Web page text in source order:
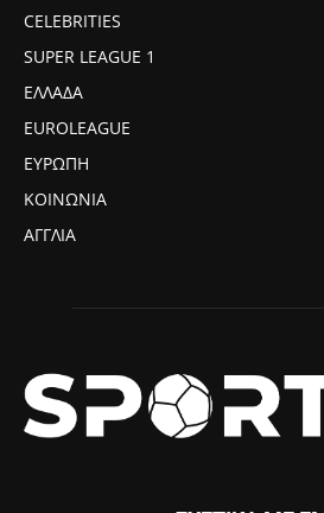
CELEBRITIES
SUPER LEAGUE 1
ΕΛΛΑΔΑ
EUROLEAGUE
ΕΥΡΩΠΗ
ΚΟΙΝΩΝΙΑ
ΑΓΓΛΙΑ